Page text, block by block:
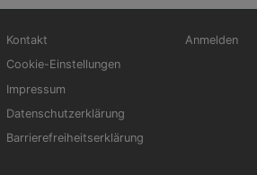
Fußbereichsmenü
Kontakt
Cookie-Einstellungen
Impressum
Datenschutzerklärung
Barrierefreiheitserklärung
Anmelden